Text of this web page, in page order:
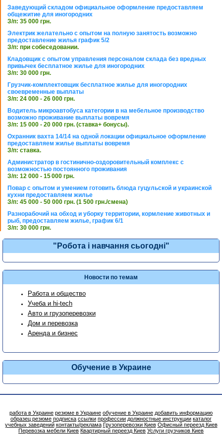
Заведующий складом официальное оформление предоставляем
общежитие для иногородних
З/п: 35 000 грн.
Электрик желательно с опытом на полную занятость возможно
предоставление жилья график 5/2
З/п: при собеседовании.
Кладовщик с опытом управления персоналом склада без вредных
привычек бесплатное жилье для иногородних
З/п: 30 000 грн.
Грузчик-комплектовщик бесплатное жилье для иногородних
своевременные выплаты
З/п: 24 000 - 26 000 грн.
Водитель микроавтобуса категории в на мебельное производство
возможно проживание выплаты вовремя
З/п: 15 000 - 20 000 грн. (ставка+ бонусы).
Охранник вахта 14/14 на одной локации официальное оформление
предоставляем жилье выплаты вовремя
З/п: ставка.
Администратор в гостинично-оздоровительный комплекс с
возможностью постоянного проживания
З/п: 12 000 - 15 000 грн.
Повар с опытом и умением готовить блюда гуцульской и украинской
кухни предоставляем жилье
З/п: 45 000 - 50 000 грн. (1 500 грн./смена)
Разнорабочий на обход и уборку территории, кормление животных и
рыб, предоставляем жилье, график 6/1
З/п: 30 000 грн.
"Робота і навчання сьогодні"
Новости по темам
Работа и общество
Учеба и hi-tech
Авто и грузоперевозки
Дом и перевозка
Аренда и бизнес
Обучение в Украине
работа в Украине резюме в Украине обучение в Украине добавить информацию
образец резюме подписка ссылки профессии должностные инструкции каталог
учебных заведений контакты/реклама Грузоперевозки Киев Офисный переезд Киев
Перевозка мебели Киев Квартирный переезд Киев Услуги грузчиков Киев